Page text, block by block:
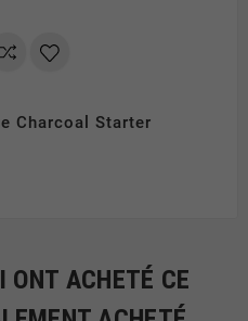
Charcoal Starter
ONT ACHETÉ CE